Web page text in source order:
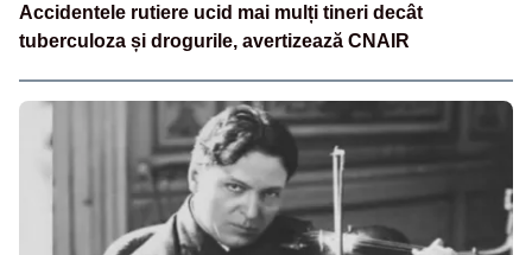
Accidentele rutiere ucid mai mulți tineri decât
tuberculoza și drogurile, avertizează CNAIR